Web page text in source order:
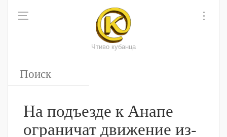
Чтиво кубанца
На подъезде к Анапе
ограничат движение из-